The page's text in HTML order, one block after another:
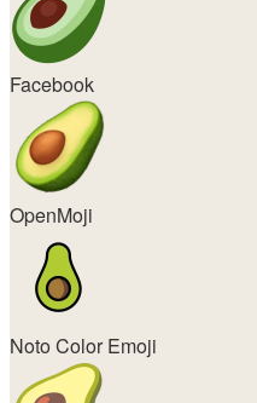
Facebook
OpenMoji
Noto Color Emoji